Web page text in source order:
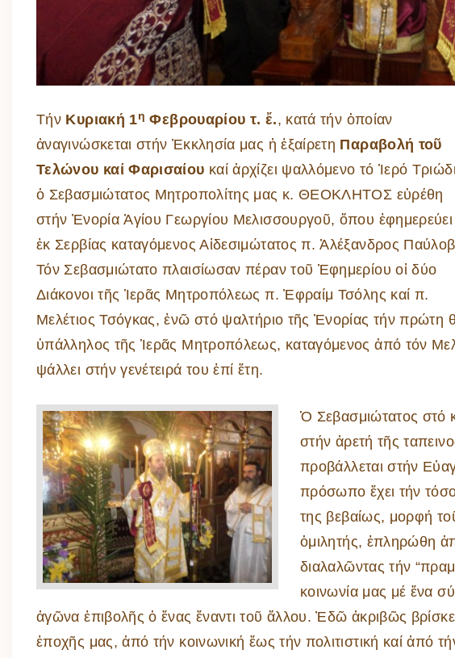
Τήν Κυριακή 1η Φεβρουαρίου τ. ἔ., κατά τήν ὁποίαν
ἀναγινώσκεται στήν Ἐκκλησία μας ἡ ἐξαίρετη Παραβολή τοῦ
Τελώνου καί Φαρισαίου καί ἀρχίζει ψαλλόμενο τό Ἱερό
ὁ Σεβασμιώτατος Μητροπολίτης μας κ. ΘΕΟΚΛΗΤΟΣ εὑρέθη
στήν Ἐνορία Ἁγίου Γεωργίου Μελισσουργοῦ, ὅπου
ἐκ Σερβίας καταγόμενος Αἰδεσιμώτατος π. Ἀλέξανδρος
Τόν Σεβασμιώτατο πλαισίωσαν πέραν τοῦ Ἐφημερίου οἱ δύο
Διάκονοι τῆς Ἱερᾶς Μητροπόλεως π. Ἐφραίμ Τσόλης καί π.
Μελέτιος Τσόγκας, ἐνῶ στό ψαλτήριο τῆς Ἐνορίας τήν πρώτη
ὑπάλληλος τῆς Ἱερᾶς Μητροπόλεως, καταγόμενος ἀπό τόν
ψάλλει στήν γενέτειρά του ἐπί ἔτη.
Ὁ Σεβασμιώτατος στό
στήν ἀρετή τῆς
προβάλλεται στήν
πρόσωπο ἔχει τήν
της βεβαίως, μορφή
ὁμιλητής, ἐπληρώθη
διαλαλῶντας τήν
κοινωνία μας μέ ἕνα
ἀγῶνα ἐπιβολῆς ὁ ἕνας ἔναντι τοῦ ἄλλου. Ἐδῶ ἀκριβῶς
ἐποχῆς μας, ἀπό τήν κοινωνική ἕως τήν πολιτιστική καί ἀπό